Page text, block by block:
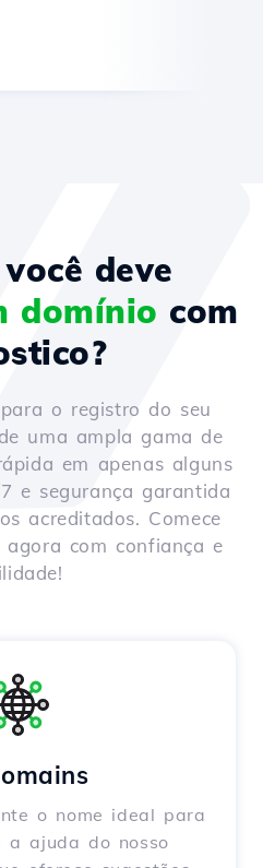
deve
domínio com
o registro do seu
uma ampla gama de
em apenas alguns
e segurança garantida
acreditados. Comece
agora com confiança e
o nome ideal para
a ajuda do nosso